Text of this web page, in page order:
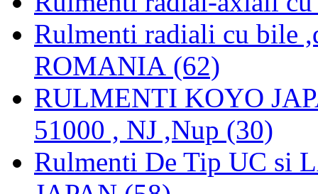
Rulmenti radiali cu bile
ROMANIA (62)
RULMENTI KOYO
51000 , NJ ,Nup (30)
Rulmenti De Tip UC si